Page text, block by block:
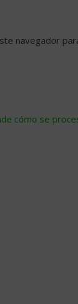
navegador
cómo se